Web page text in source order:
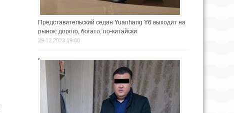
Представительский седан Yuanhang Y6 выходит на
рынок: дорого, богато, по-китайски
29.12.2023 19:00